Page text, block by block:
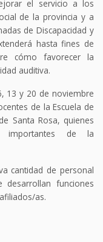
el servicio a los
de la provincia y a
de Discapacidad y
hasta fines de
cómo favorecer la
auditiva.
13 y 20 de noviembre
de la Escuela de
Santa Rosa, quienes
importantes de la
cantidad de personal
funciones
as.